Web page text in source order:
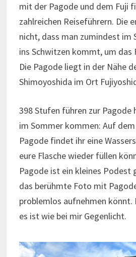
mit der Pagode und dem Fuji
zahlreichen Reiseführern. Die
nicht, dass man zumindest im
ins Schwitzen kommt, um das
Die Pagode liegt in der Nähe
Shimoyoshida im Ort
398 Stufen führen zur Pagode
im Sommer kommen: Auf
Pagode findet ihr eine
eure Flasche wieder füllen
Pagode ist ein kleines Podest
das berühmte Foto mit
problemlos aufnehmen könnt.
es ist wie bei mir Gegenlicht.